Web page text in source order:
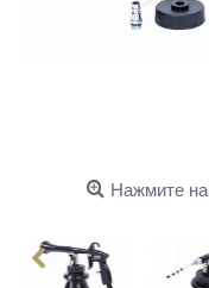
Нажмите